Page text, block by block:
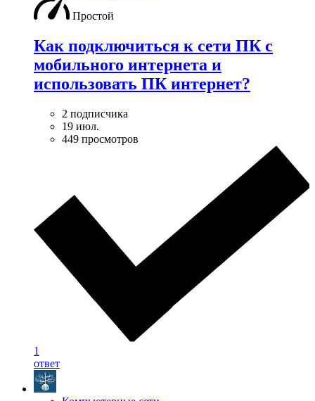
Простой
Как подключиться к сети ПК с
мобильного интернета и
использовать ПК интернет?
2 подписчика
19 июл.
449 просмотров
1
ответ